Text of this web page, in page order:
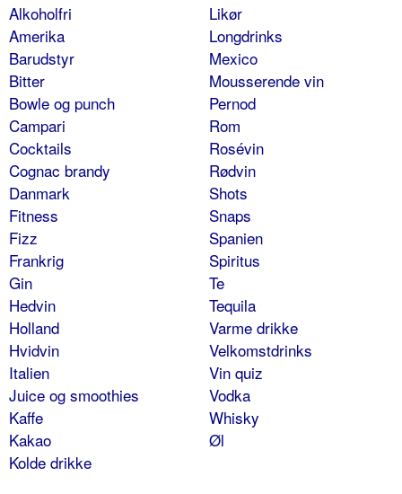
Alkoholfri
Amerika
Barudstyr
Bitter
Bowle og punch
Campari
Cocktails
Cognac brandy
Danmark
Fitness
Fizz
Frankrig
Gin
Hedvin
Holland
Hvidvin
Italien
Juice og smoothies
Kaffe
Kakao
Kolde drikke
Likør
Longdrinks
Mexico
Mousserende vin
Pernod
Rom
Rosévin
Rødvin
Shots
Snaps
Spanien
Spiritus
Te
Tequila
Varme drikke
Velkomstdrinks
Vin quiz
Vodka
Whisky
Øl